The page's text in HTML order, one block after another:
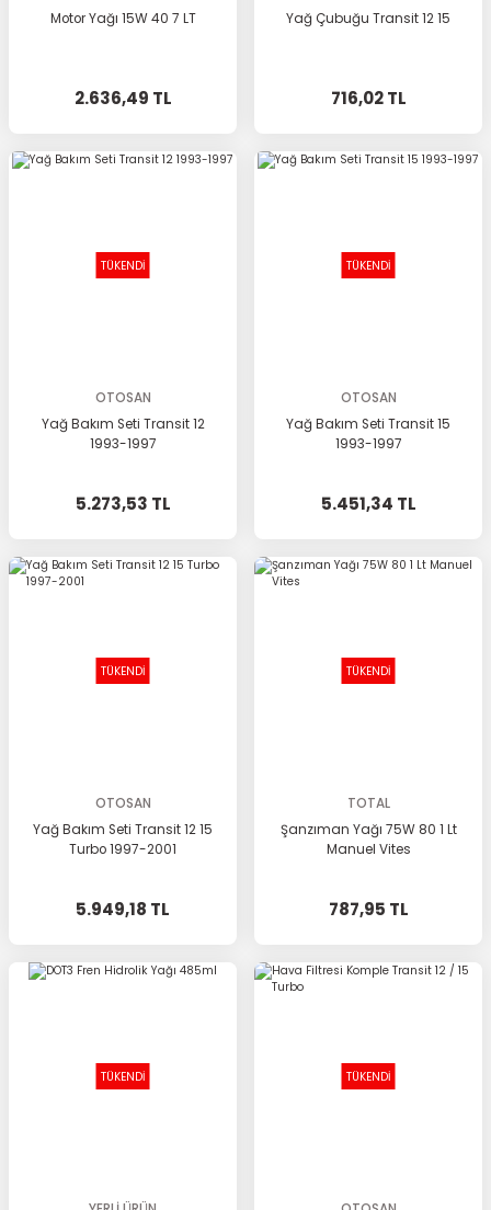
Motor Yağı 15W 40 7 LT
2.636,49 TL
Yağ Çubuğu Transit 12 15
716,02 TL
TÜKENDİ
OTOSAN
Yağ Bakım Seti Transit 12
1993-1997
5.273,53 TL
TÜKENDİ
OTOSAN
Yağ Bakım Seti Transit 15
1993-1997
5.451,34 TL
TÜKENDİ
OTOSAN
Yağ Bakım Seti Transit 12 15
Turbo 1997-2001
5.949,18 TL
TÜKENDİ
TOTAL
Şanzıman Yağı 75W 80 1 Lt
Manuel Vites
787,95 TL
TÜKENDİ TÜKENDİ